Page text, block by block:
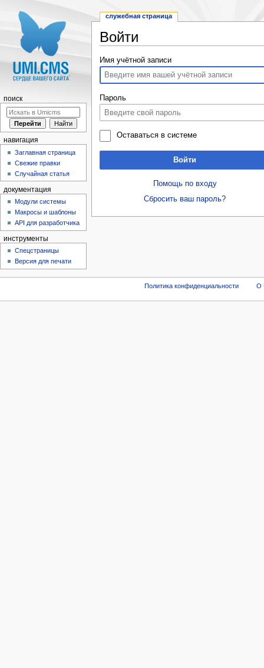
Войти
Имя учётной записи
Пароль
Оставаться в системе
Войти
Помощь по входу
Сбросить ваш пароль?
служебная страница
поиск
навигация
Заглавная страница
Свежие правки
Случайная статья
документация
Модули системы
Макросы и шаблоны
API для разработчика
инструменты
Спецстраницы
Версия для печати
Политика конфиденциальности О